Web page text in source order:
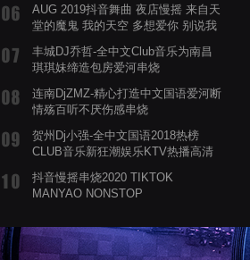
AUG 2019抖音舞曲 夜店慢摇 来自天
堂的魔鬼 我的天空 多想爱你 别说我
丰城DJ乔哲-全中文Club音乐为南昌
琪琪妹缔造包房爱河串烧
连南DjZMZ-精心打造中文国语爱河断
情殇百听不厌伤感串烧
贺州Dj小强-全中文国语2018热榜
CLUB音乐新狂潮娱乐KTV热播高清
抖音慢摇串烧2020 TIKTOK
MANYAO NONSTOP
蝉爸爸妈妈爱存在夏天的风是想你的
声音啊